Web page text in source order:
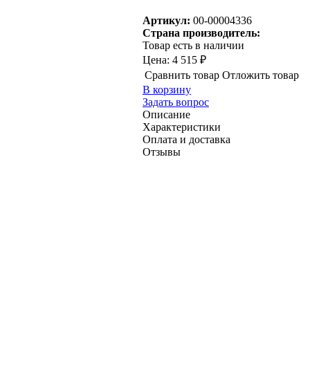
Артикул: 00-00004336
Страна производитель:
Товар есть в наличии
Цена: 4 515 ₽
Сравнить товар Отложить товар
В корзину
Задать вопрос
Описание
Характеристики
Оплата и доставка
Отзывы